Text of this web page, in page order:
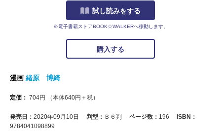
試し読みをする
※電子書籍ストアBOOK☆WALKERへ移動します。
購入する
漫画 緒原 博綺
定価： 704円 （本体640円＋税）
発売日： 2020年09月10日 判型： Ｂ６判 ページ数： 196
ISBN：
9784041098899